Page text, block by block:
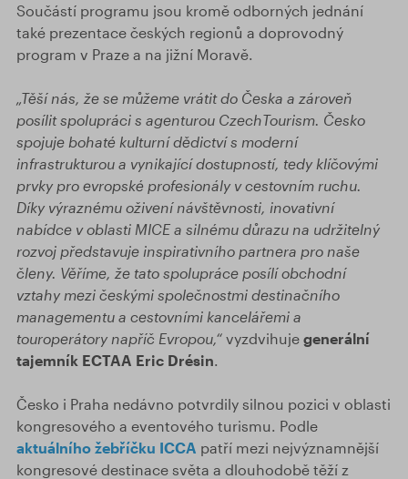
Součástí programu jsou kromě odborných jednání
také prezentace českých regionů a doprovodný
program v Praze a na jižní Moravě.
„Těší nás, že se můžeme vrátit do Česka a zároveň
posílit spolupráci s agenturou CzechTourism. Česko
spojuje bohaté kulturní dědictví s moderní
infrastrukturou a vynikající dostupností, tedy klíčovými
prvky pro evropské profesionály v cestovním ruchu.
Díky výraznému oživení návštěvnosti, inovativní
nabídce v oblasti MICE a silnému důrazu na udržitelný
rozvoj představuje inspirativního partnera pro naše
členy. Věříme, že tato spolupráce posílí obchodní
vztahy mezi českými společnostmi destinačního
managementu a cestovními kancelářemi a
touroperátory napříč Evropou,“ vyzdvihuje generální
tajemník ECTAA Eric Drésin
Česko i Praha nedávno potvrdily silnou pozici v oblasti
kongresového a eventového turismu. Podle
aktuálního žebříčku ICCA patří mezi nejvýznamnější
kongresové destinace světa a dlouhodobě těží z